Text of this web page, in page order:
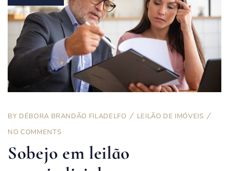
BY DÉBORA BRANDÃO FILADELFO
LEILÃO DE IMÓVEIS
NO COMMENTS
Sobejo em leilão